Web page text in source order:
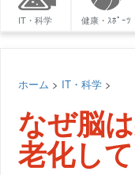
IT・科学 健康・ｽﾎﾟｰﾂ
ホーム > IT・科学 >
なぜ脳
老化し